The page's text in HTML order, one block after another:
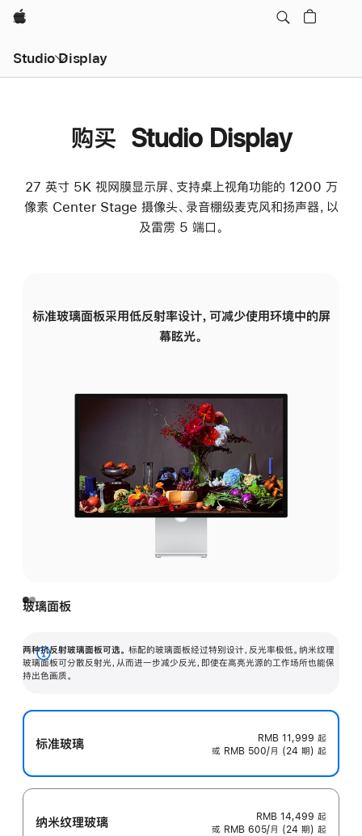
Apple
Studio Display
购买 Studio Display
27 英寸 5K 视网膜显示屏、支持桌上视角功能的 1200 万
像素 Center Stage 摄像头、录音棚级麦克风和扬声器，以
及雷雳 5 端口。
标准玻璃面板采用低反射率设计，可减少使用环境中的屏
幕眩光。
玻璃面板
两种抗反射玻璃面板可选。 标配的玻璃面板经过特别设计，反光率极低。纳米纹理
玻璃面板可分散反射光，从而进一步减少反光，即使在高亮光源的工作场所也能保
持出色画质。
展
开
标准玻璃 RMB 11,999 起
或 RMB 500/月 (24 期) 起
纳米纹理玻璃 RMB 14,499 起
或 RMB 605/月 (24 期) 起